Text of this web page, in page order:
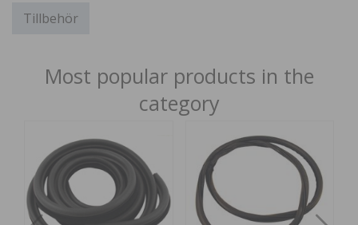
Tillbehör
Most popular products in the
category